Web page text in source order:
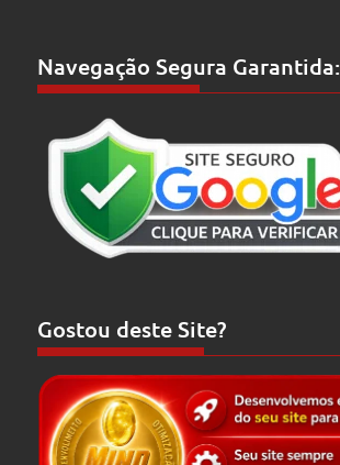
Navegação Segura Garantida:
Gostou deste Site?